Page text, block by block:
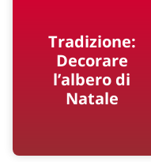
Tradizione:
Decorare
l’albero di
Natale